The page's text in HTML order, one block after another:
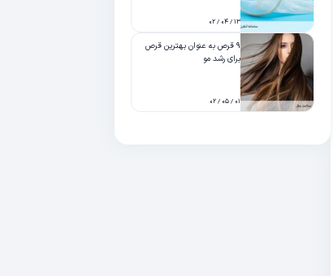
۱۳ / ۰۴ / ۰۲
۹ قرص به عنوان بهترین قرص
برای رشد مو
۰۱ / ۰۵ / ۰۲